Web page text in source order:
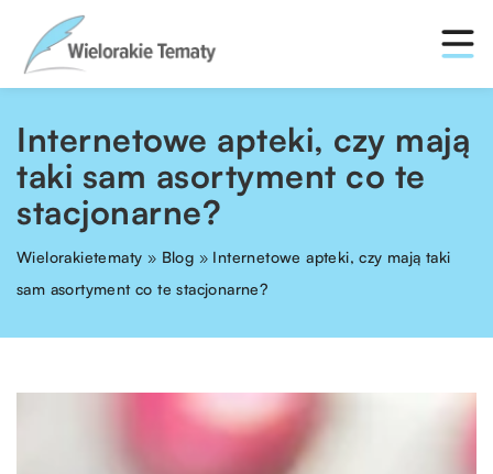
Internetowe apteki, czy mają
taki sam asortyment co te
stacjonarne?
Wielorakietematy » Blog » Internetowe apteki, czy mają taki
sam asortyment co te stacjonarne?